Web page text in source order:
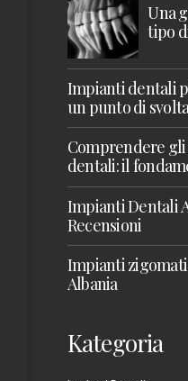
Una
tipo
Impianti dentali
un punto di
restauro della
superiore
Comprendere
dentali: il
sorriso sano
Impianti Dentali
Recensioni
Impianti
Albania
Kategoria